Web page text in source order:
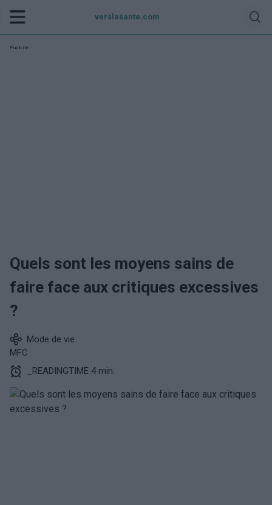
verslasante.com
Publicité:
Quels sont les moyens sains de
faire face aux critiques excessives
?
Mode de vie
MFC
_READINGTIME 4 min.